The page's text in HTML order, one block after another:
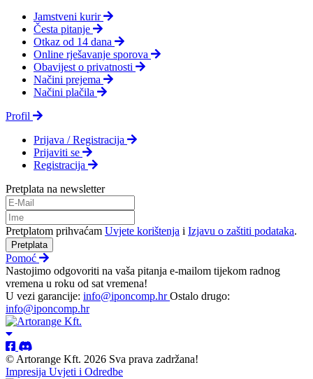
Jamstveni kurir
Česta pitanje
Otkaz od 14 dana
Online rješavanje sporova
Obavijest o privatnosti
Načini prejema
Načini plačila
Profil
Prijava / Registracija
Prijaviti se
Registracija
Pretplata na newsletter
Pretplatom prihvaćam Uvjete korištenja i Izjavu o zaštiti podataka.
Pretplata
Pomoć
Nastojimo odgovoriti na vaša pitanja e-mailom tijekom radnog
vremena u roku od sat vremena!
U vezi garancije: info@iponcomp.hrOstalo drugo:
info@iponcomp.hr
© Artorange Kft. 2026 Sva prava zadržana!
Impresija Uvjeti i Odredbe